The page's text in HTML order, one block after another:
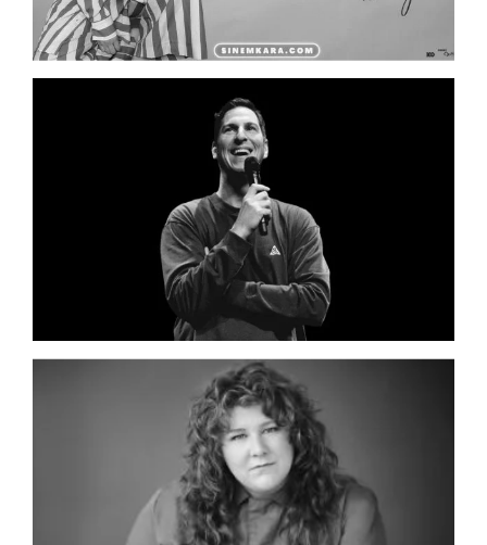
demeure : le rire.
Le spectacle est complet ou vous ne trouvez
pas de sièges qui vous intéressent? Inscrivez-
vous à notre liste d’attente en cliquant sur le
https://forms.office.com/r/LFbtsbxTxy